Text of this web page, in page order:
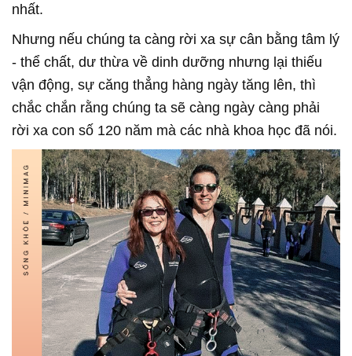
nhất.
Nhưng nếu chúng ta càng rời xa sự cân bằng tâm lý
- thể chất, dư thừa về dinh dưỡng nhưng lại thiếu
vận động, sự căng thẳng hàng ngày tăng lên, thì
chắc chắn rằng chúng ta sẽ càng ngày càng phải
rời xa con số 120 năm mà các nhà khoa học đã nói.